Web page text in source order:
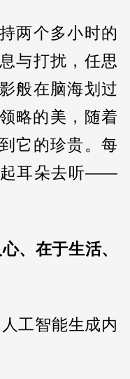
两个多小时的
与打扰，任思
般在脑海划过
略的美，随着
它的珍贵。每
起耳朵去听——
、在于生活、
工智能生成内